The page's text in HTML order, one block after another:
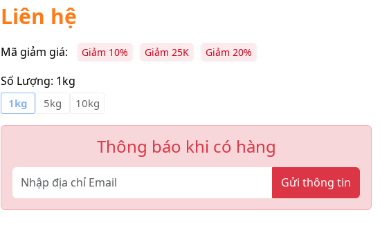
Liên hệ
Mã giảm giá: Giảm 10% Giảm 25K Giảm 20%
Số Lượng: 1kg
1kg 5kg 10kg
Thông báo khi có hàng
Gửi thông tin